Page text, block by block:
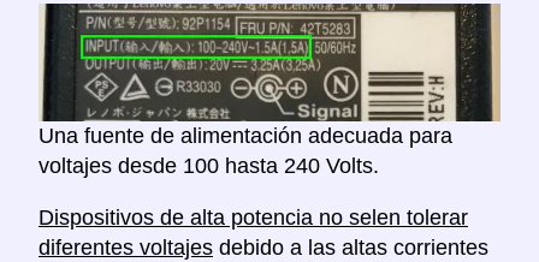
Una fuente de alimentación adecuada para
voltajes desde 100 hasta 240 Volts.
Dispositivos de alta potencia no selen tolerar
diferentes voltajes debido a las altas corrientes